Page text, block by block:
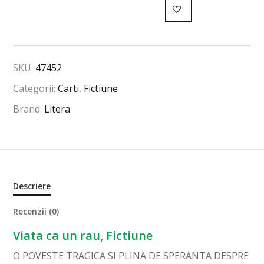
SKU: 47452
Categorii:Carti, Fictiune
Brand: Litera
Descriere
Recenzii (0)
Viata ca un rau, Fictiune
O POVESTE TRAGICA SI PLINA DE SPERANTA DESPRE